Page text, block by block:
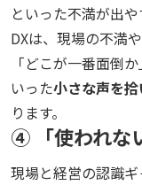
といった不満が出や
DXは、現場の不満
「どこが一番面倒
いった小さな声を
ります。
④ 「使われな
現場と経営の認識